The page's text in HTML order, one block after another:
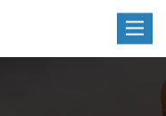
Toggle